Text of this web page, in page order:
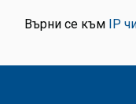
Върни се към IP